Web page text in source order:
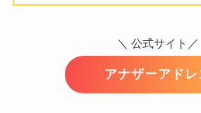
＼ 公式サイト／
アナザーアドレ